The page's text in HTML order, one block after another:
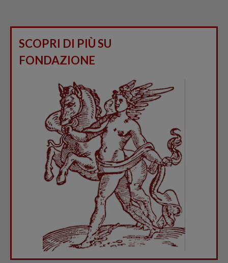
SCOPRI DI PIÙ SU
FONDAZIONE